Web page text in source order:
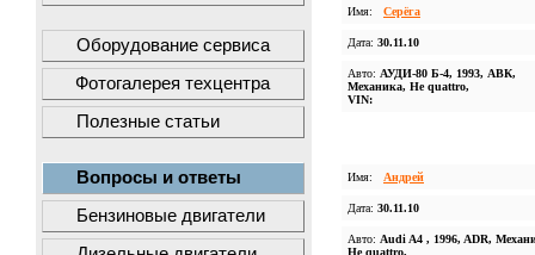
Оборудование сервиса
Фотогалерея техцентра
Полезные статьи
Вопросы и ответы
Бензиновые двигатели
Имя: Серёга
Дата: 30.11.10
Авто: АУДИ-80 Б-4, 1993, АВК,
Механика, Не quattro,
VIN:
Имя: Андрей
Дата: 30.11.10
Авто: Audi A4 , 1996, ADR,